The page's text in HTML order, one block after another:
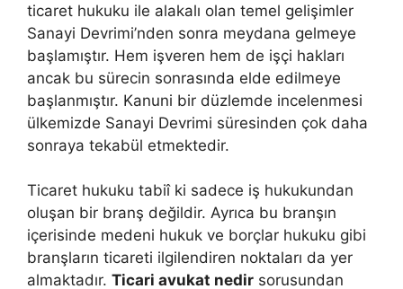
ticaret hukuku ile alakalı olan temel gelişimler
Sanayi Devrimi’nden sonra meydana gelmeye
başlamıştır. Hem işveren hem de işçi hakları
ancak bu sürecin sonrasında elde edilmeye
başlanmıştır. Kanuni bir düzlemde incelenmesi
ülkemizde Sanayi Devrimi süresinden çok daha
sonraya tekabül etmektedir.
Ticaret hukuku tabiî ki sadece iş hukukundan
oluşan bir branş değildir. Ayrıca bu branşın
içerisinde medeni hukuk ve borçlar hukuku gibi
branşların ticareti ilgilendiren noktaları da yer
almaktadır. Ticari avukat nedir sorusundan